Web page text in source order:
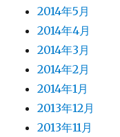
2014年5月
2014年4月
2014年3月
2014年2月
2014年1月
2013年12月
2013年11月